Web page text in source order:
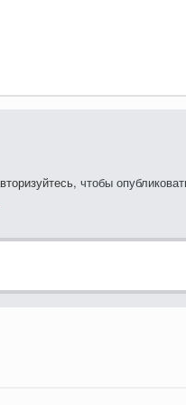
, чтобы